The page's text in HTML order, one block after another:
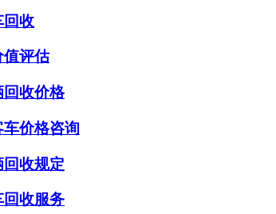
回收
值评估
收价格
价格咨询
收规定
收服务